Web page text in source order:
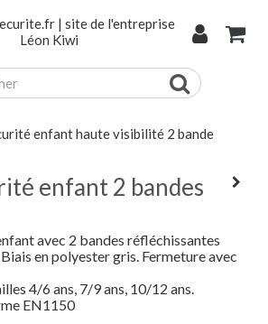
enfant 2 bandes
avec 2 bandes réfléchissantes
en polyester gris. Fermeture avec
4/6 ans, 7/9 ans, 10/12 ans.
EN1150